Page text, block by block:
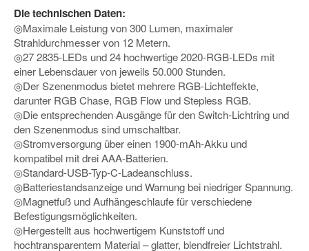
Die technischen Daten:
◎Maximale Leistung von 300 Lumen, maximaler
Strahldurchmesser von 12 Metern.
◎27 2835-LEDs und 24 hochwertige 2020-RGB-LEDs mit
einer Lebensdauer von jeweils 50.000 Stunden.
◎Der Szenenmodus bietet mehrere RGB-Lichteffekte,
darunter RGB Chase, RGB Flow und Stepless RGB.
◎Die entsprechenden Ausgänge für den Switch-Lichtring und
den Szenenmodus sind umschaltbar.
◎Stromversorgung über einen 1900-mAh-Akku und
kompatibel mit drei AAA-Batterien.
◎Standard-USB-Typ-C-Ladeanschluss.
◎Batteriestandsanzeige und Warnung bei niedriger Spannung.
◎Magnetfuß und Aufhängeschlaufe für verschiedene
Befestigungsmöglichkeiten.
◎Hergestellt aus hochwertigem Kunststoff und
hochtransparentem Material – glatter, blendfreier Lichtstrahl.